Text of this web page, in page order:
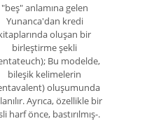
"beş" anlamına gelen
Yunanca'dan kredi
oluşan bir
birleştirme şekli
Bu modelde,
bileşik kelimelerin
oluşumunda
Ayrıca, özellikle bir
harf önce, bastırılmış-.